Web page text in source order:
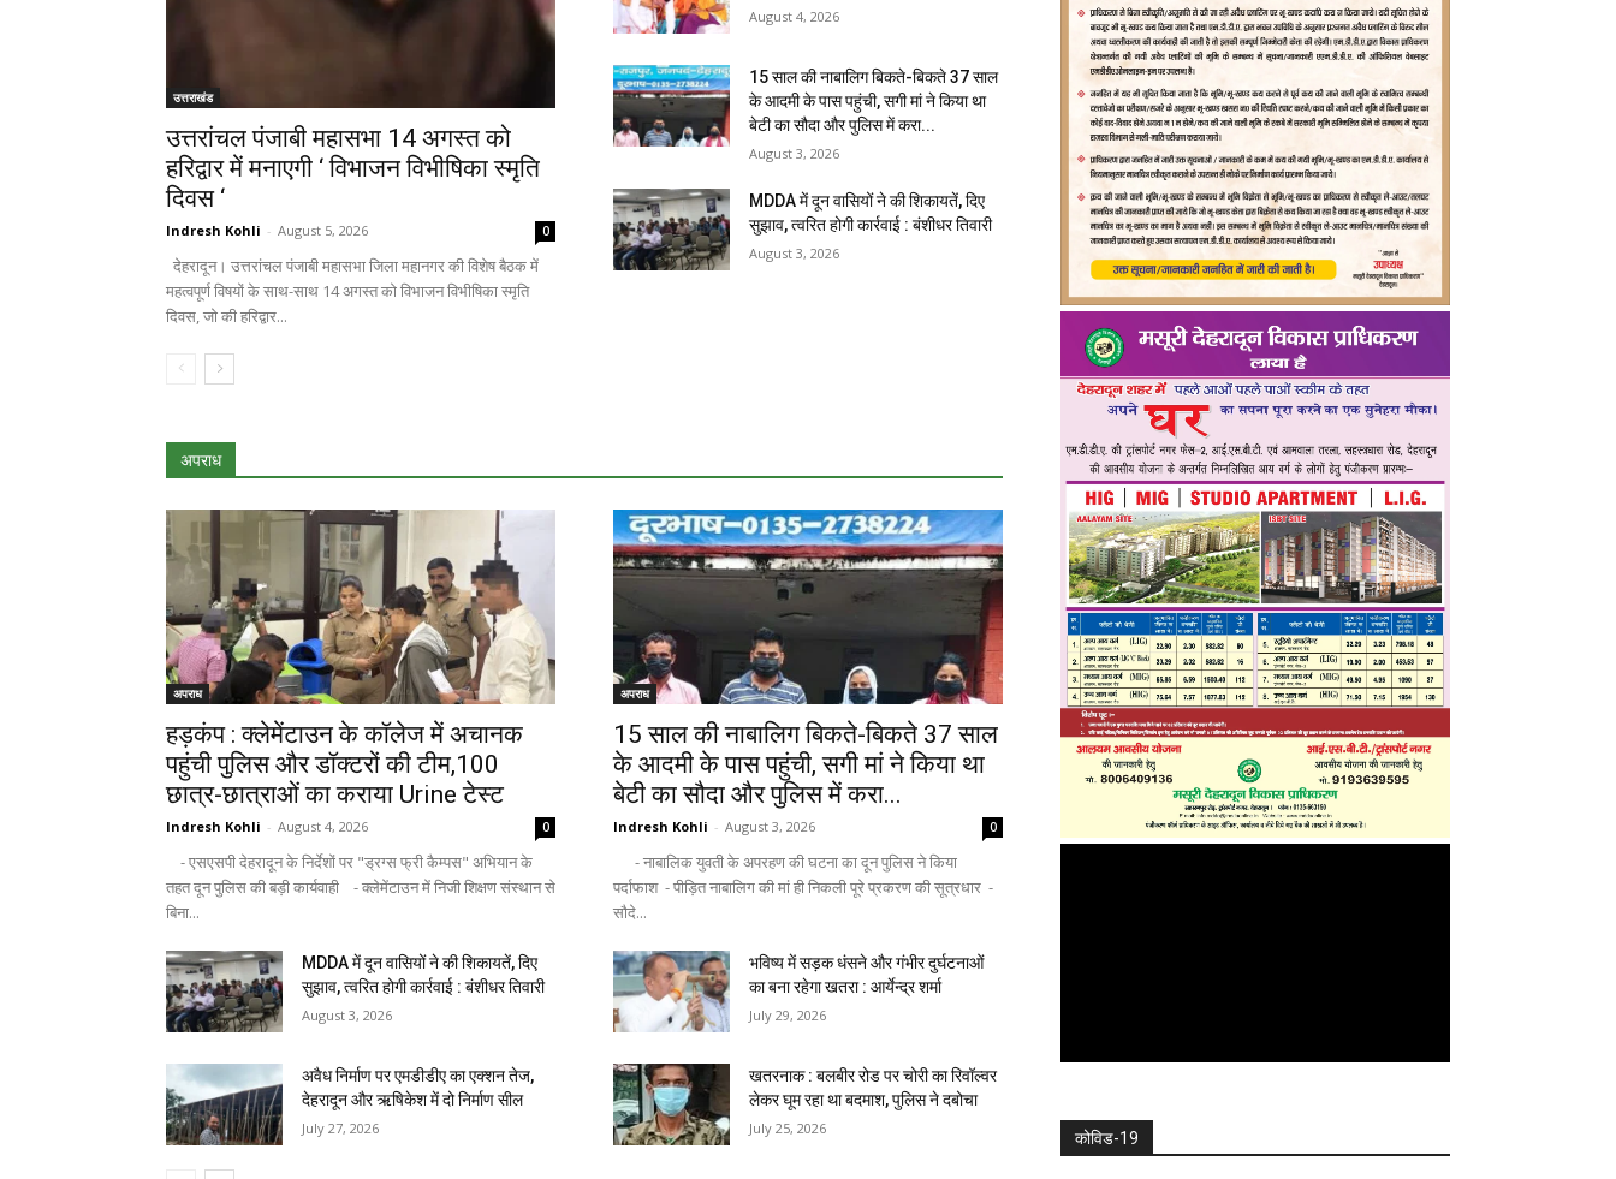
उत्तराखंड
उत्तरांचल पंजाबी महासभा 14 अगस्त को
हरिद्वार में मनाएगी ‘ विभाजन विभीषिका स्मृति
दिवस ‘
Indresh Kohli - August 5, 2026 0
देहरादून। उत्तरांचल पंजाबी महासभा जिला महानगर की विशेष बैठक में
महत्वपूर्ण विषयों के साथ-साथ 14 अगस्त को विभाजन विभीषिका स्मृति
दिवस, जो की हरिद्वार...
August 4, 2026
15 साल की नाबालिग बिकते-बिकते 37 साल
के आदमी के पास पहुंची, सगी मां ने किया था
बेटी का सौदा और पुलिस में करा...
August 3, 2026
MDDA में दून वासियों ने की शिकायतें, दिए
सुझाव, त्वरित होगी कार्रवाई : बंशीधर तिवारी
August 3, 2026
अपराध
अपराध
हड़कंप : क्लेमेंटाउन के कॉलेज में अचानक
पहुंची पुलिस और डॉक्टरों की टीम,100
छात्र-छात्राओं का कराया Urine टेस्ट
Indresh Kohli - August 4, 2026 0
- एसएसपी देहरादून के निर्देशों पर "ड्रग्स फ्री कैम्पस" अभियान के
तहत दून पुलिस की बड़ी कार्यवाही - क्लेमेंटाउन में निजी शिक्षण संस्थान से
बिना...
अपराध
15 साल की नाबालिग बिकते-बिकते 37 साल
के आदमी के पास पहुंची, सगी मां ने किया था
बेटी का सौदा और पुलिस में करा...
Indresh Kohli - August 3, 2026 0
- नाबालिक युवती के अपरहण की घटना का दून पुलिस ने किया
पर्दाफाश - पीड़ित नाबालिग की मां ही निकली पूरे प्रकरण की सूत्रधार -
सौदे...
MDDA में दून वासियों ने की शिकायतें, दिए
सुझाव, त्वरित होगी कार्रवाई : बंशीधर तिवारी
August 3, 2026
भविष्य में सड़क धंसने और गंभीर दुर्घटनाओं
का बना रहेगा खतरा : आर्येन्द्र शर्मा
July 29, 2026
अवैध निर्माण पर एमडीडीए का एक्शन तेज,
देहरादून और ऋषिकेश में दो निर्माण सील
July 27, 2026
खतरनाक : बलबीर रोड पर चोरी का रिवॉल्वर
लेकर घूम रहा था बदमाश, पुलिस ने दबोचा
July 25, 2026
कोविड-19